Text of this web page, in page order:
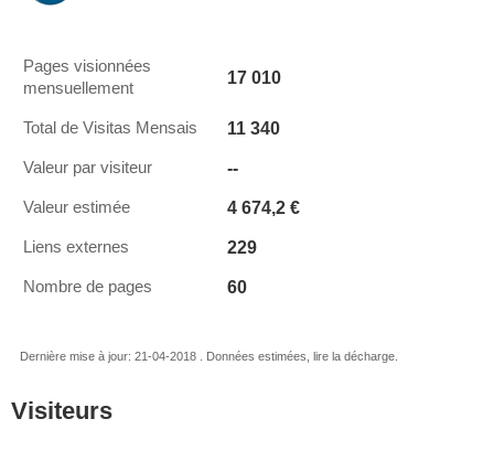
Pages visionnées
mensuellement
17 010
Total de Visitas Mensais 11 340
Valeur par visiteur --
Valeur estimée 4 674,2 €
Liens externes 229
Nombre de pages 60
Dernière mise à jour: 21-04-2018 . Données estimées, lire la décharge.
Visiteurs